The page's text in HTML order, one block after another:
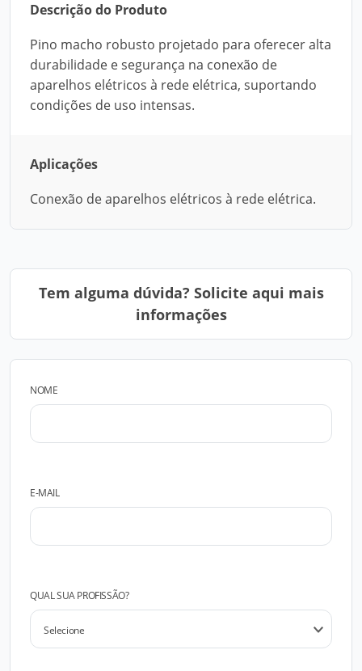
Descrição do Produto
Pino macho robusto projetado para oferecer alta
durabilidade e segurança na conexão de
aparelhos elétricos à rede elétrica, suportando
condições de uso intensas.
Aplicações
Conexão de aparelhos elétricos à rede elétrica.
Tem alguma dúvida? Solicite aqui mais
informações
NOME
E-MAIL
QUAL SUA PROFISSÃO?